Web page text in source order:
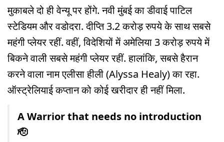
मुकाबले दो ही वेन्यू पर होंगे. नवी मुंबई का डीवाई पाटिल
स्टेड‍ियम और वडोदरा. दीप्ति 3.2 करोड़ रुपये के साथ सबसे
महंगी प्लेयर रहीं. वहीं, विदेश‍ियों में अमेलिया 3 करोड़ रुपये में
बिकने वाली सबसे महंगी प्लेयर रहीं. हालांकि, सबसे हैरान
करने वाला नाम एलीसा हीली (Alyssa Healy) का रहा.
ऑस्ट्रेलियाई कप्तान को कोई खरीदार ही नहीं मिला.
A Warrior that needs no introduction
🫡